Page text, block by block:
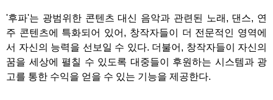
'후파'는 광범위한 콘텐츠 대신 음악과 관련된 노래, 댄스, 연
주 콘텐츠에 특화되어 있어, 창작자들이 더 전문적인 영역에
서 자신의 능력을 선보일 수 있다. 더불어, 창작자들이 자신의
꿈을 세상에 펼칠 수 있도록 대중들이 후원하는 시스템과 광
고를 통한 수익을 얻을 수 있는 기능을 제공한다.